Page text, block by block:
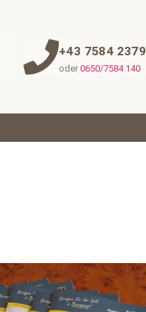
+43 7584 2379
oder 0650/7584 140